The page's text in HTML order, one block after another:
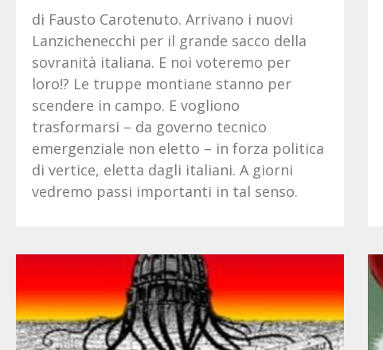
di Fausto Carotenuto. Arrivano i nuovi
Lanzichenecchi per il grande sacco della
sovranità italiana. E noi voteremo per
loro!? Le truppe montiane stanno per
scendere in campo. E vogliono
trasformarsi – da governo tecnico
emergenziale non eletto – in forza politica
di vertice, eletta dagli italiani. A giorni
vedremo passi importanti in tal senso.